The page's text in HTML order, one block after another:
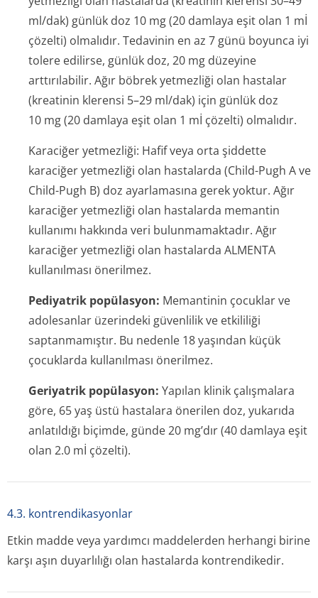
ml/dak) günlük doz 10 mg (20 damlaya eşit olan 1 mİ
çözelti) olmalıdır. Tedavinin en az 7 günü boyunca iyi
tolere edilirse, günlük doz, 20 mg düzeyine
arttırılabilir. Ağır böbrek yetmezliği olan hastalar
(kreatinin klerensi 5–29 ml/dak) için günlük doz
10 mg (20 damlaya eşit olan 1 mİ çözelti) olmalıdır.
Karaciğer yetmezliği: Hafif veya orta şiddette
karaciğer yetmezliği olan hastalarda (Child-Pugh A ve
Child-Pugh B) doz ayarlamasına gerek yoktur. Ağır
karaciğer yetmezliği olan hastalarda memantin
kullanımı hakkında veri bulunmamaktadır. Ağır
karaciğer yetmezliği olan hastalarda ALMENTA
kullanılması önerilmez.
Pediyatrik popülasyon: Memantinin çocuklar ve
adolesanlar üzerindeki güvenlilik ve etkililiği
saptanmamıştır. Bu nedenle 18 yaşından küçük
çocuklarda kullanılması önerilmez.
Geriyatrik popülasyon: Yapılan klinik çalışmalara
göre, 65 yaş üstü hastalara önerilen doz, yukarıda
anlatıldığı biçimde, günde 20 mg’dır (40 damlaya eşit
olan 2.0 mİ çözelti).
4.3. kontrendikasyonlar
Etkin madde veya yardımcı maddelerden herhangi birine
karşı aşın duyarlılığı olan hastalarda kontrendikedir.